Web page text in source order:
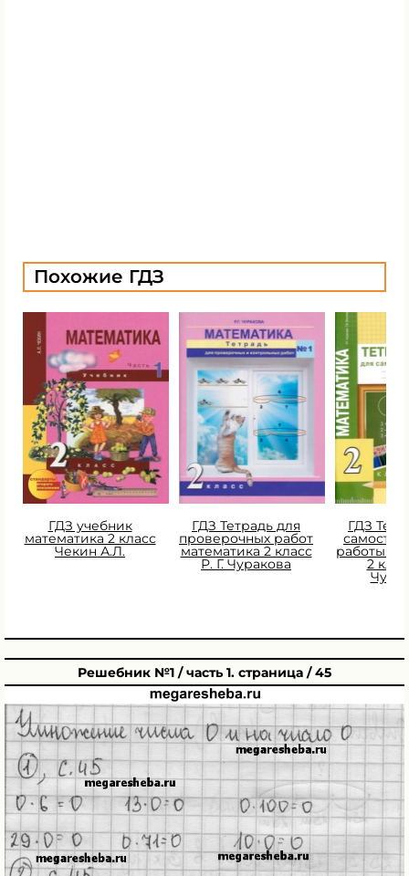
Похожие ГДЗ
ГДЗ учебник
математика 2 класс
Чекин А.Л.
ГДЗ Тетрадь для
проверочных работ
математика 2 класс
Р. Г. Чуракова
ГДЗ
работы
2
Решебник №1 / часть 1. страница / 45